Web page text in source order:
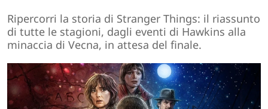
Ripercorri la storia di Stranger Things: il riassunto
di tutte le stagioni, dagli eventi di Hawkins alla
minaccia di Vecna, in attesa del finale.